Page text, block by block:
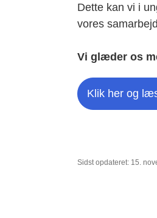
Dette kan vi i
vores
Vi glæder os
Klik her og
Sidst opdateret: 15.